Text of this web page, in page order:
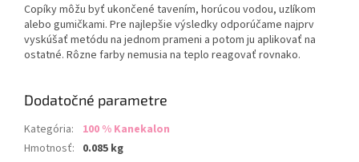
Copíky môžu byť ukončené tavením, horúcou vodou, uzlíkom
alebo gumičkami. Pre najlepšie výsledky odporúčame najprv
vyskúšať metódu na jednom prameni a potom ju aplikovať na
ostatné. Rôzne farby nemusia na teplo reagovať rovnako.
Dodatočné parametre
Kategória:
100 % Kanekalon
Hmotnosť: 0.085 kg